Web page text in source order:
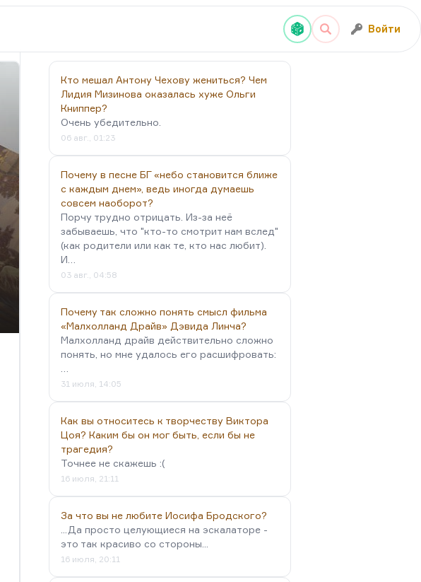
Войти
Кто мешал Антону Чехову жениться? Чем
Лидия Мизинова оказалась хуже Ольги
Книппер?
Очень убедительно.
06 авг., 01:23
Почему в песне БГ «небо становится ближе
с каждым днем», ведь иногда думаешь
совсем наоборот?
Порчу трудно отрицать. Из-за неё
забываешь, что "кто-то смотрит нам вслед"
(как родители или как те, кто нас любит).
И…
03 авг., 04:58
Почему так сложно понять смысл фильма
«Малхолланд Драйв» Дэвида Линча?
Малхолланд драйв действительно сложно
понять, но мне удалось его расшифровать:
31 июля, 14:05
Как вы относитесь к творчеству Виктора
Цоя? Каким бы он мог быть, если бы не
трагедия?
Точнее не скажешь :(
16 июля, 21:11
За что вы не любите Иосифа Бродского?
...Да просто целующиеся на эскалаторе -
это так красиво со стороны...
16 июля, 20:11